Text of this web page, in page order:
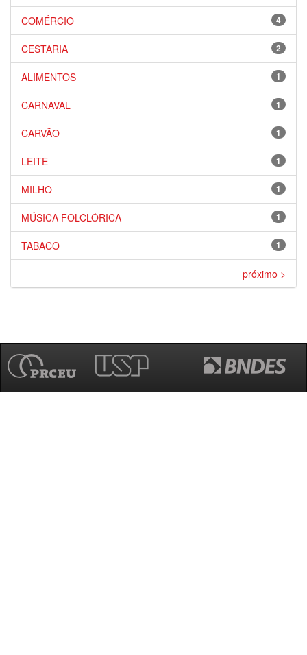
4
COMÉRCIO
2
CESTARIA
1
ALIMENTOS
1
CARNAVAL
1
CARVÃO
1
LEITE
1
MILHO
1
MÚSICA FOLCLÓRICA
1
TABACO
próximo >